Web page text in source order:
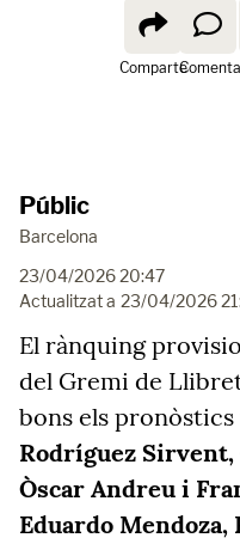
ComparteComenta
Públic
Barcelona
23/04/2026 20:47
Actualitzat a 23/04/2026
El rànquing
del Gremi de
bons els
Rodríguez
Òscar Andreu i
Eduardo